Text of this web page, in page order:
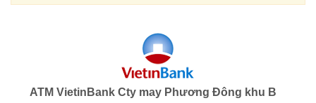
ATM VietinBank Cty may Phương Đông khu B